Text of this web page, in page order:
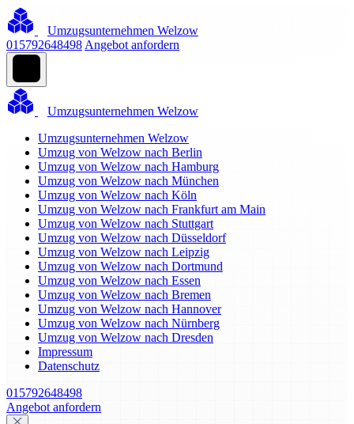
Umzugsunternehmen Welzow
015792648498 Angebot anfordern
Umzugsunternehmen Welzow
Umzugsunternehmen Welzow
Umzug von Welzow nach Berlin
Umzug von Welzow nach Hamburg
Umzug von Welzow nach München
Umzug von Welzow nach Köln
Umzug von Welzow nach Frankfurt am Main
Umzug von Welzow nach Stuttgart
Umzug von Welzow nach Düsseldorf
Umzug von Welzow nach Leipzig
Umzug von Welzow nach Dortmund
Umzug von Welzow nach Essen
Umzug von Welzow nach Bremen
Umzug von Welzow nach Hannover
Umzug von Welzow nach Nürnberg
Umzug von Welzow nach Dresden
Impressum
Datenschutz
015792648498
Angebot anfordern